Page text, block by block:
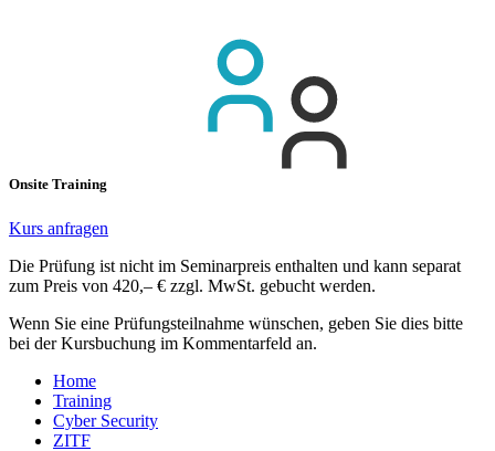
Onsite Training
Kurs anfragen
Die Prüfung ist nicht im Seminarpreis enthalten und kann separat
zum Preis von 420,– € zzgl. MwSt. gebucht werden.
Wenn Sie eine Prüfungsteilnahme wünschen, geben Sie dies bitte
bei der Kursbuchung im Kommentarfeld an.
Home
Training
Cyber Security
ZITF